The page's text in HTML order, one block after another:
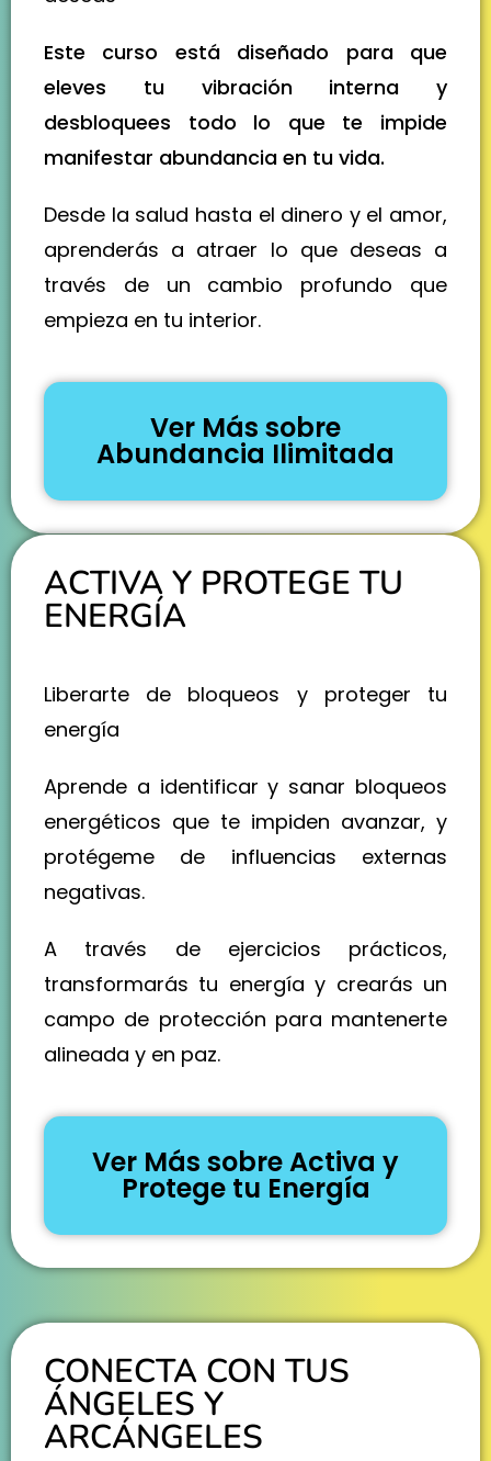
Este curso está diseñado para que
eleves tu vibración interna y
desbloquees todo lo que te impide
manifestar abundancia en tu vida.
Desde la salud hasta el dinero y el amor,
aprenderás a atraer lo que deseas a
través de un cambio profundo que
empieza en tu interior.
Ver Más sobre
Abundancia Ilimitada
ACTIVA Y PROTEGE TU
ENERGÍA
Liberarte de bloqueos y proteger tu
energía
Aprende a identificar y sanar bloqueos
energéticos que te impiden avanzar, y
protégeme de influencias externas
negativas.
A través de ejercicios prácticos,
transformarás tu energía y crearás un
campo de protección para mantenerte
alineada y en paz.
Ver Más sobre Activa y
Protege tu Energía
CONECTA CON TUS
ÁNGELES Y
ARCÁNGELES